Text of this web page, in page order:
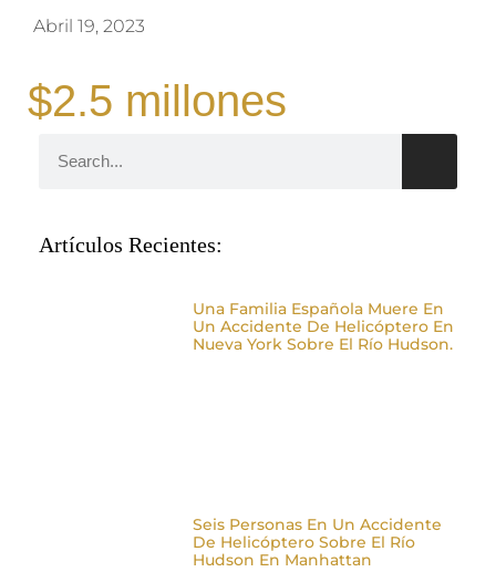
Abril 19, 2023
$2.5 millones
Artículos Recientes:
Una Familia Española Muere En
Un Accidente De Helicóptero En
Nueva York Sobre El Río Hudson.
Seis Personas En Un Accidente
De Helicóptero Sobre El Río
Hudson En Manhattan